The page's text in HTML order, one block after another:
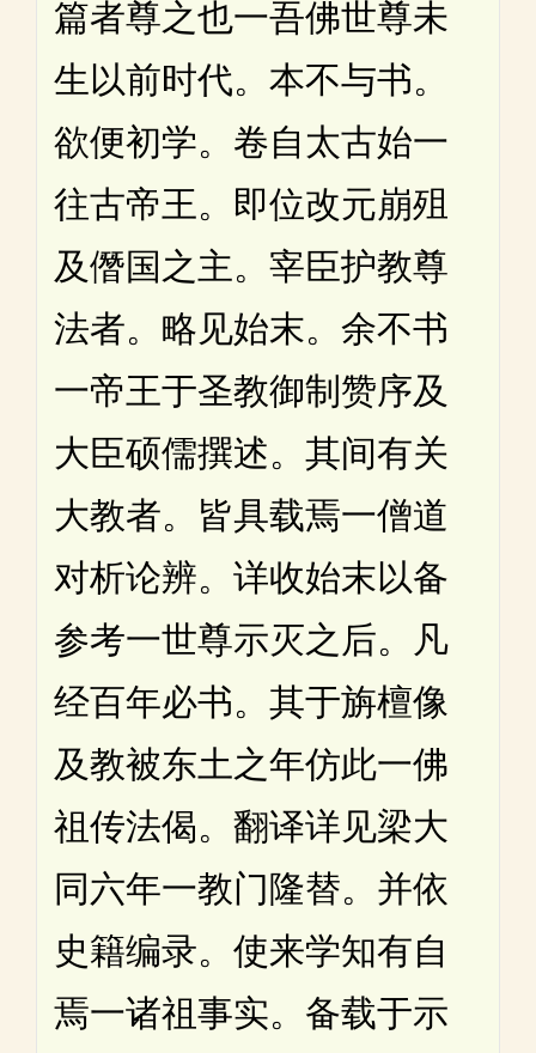
篇者尊之也一吾佛世尊未
生以前时代。本不与书。
欲便初学。卷自太古始一
往古帝王。即位改元崩殂
及僭国之主。宰臣护教尊
法者。略见始末。余不书
一帝王于圣教御制赞序及
大臣硕儒撰述。其间有关
大教者。皆具载焉一僧道
对析论辨。详收始末以备
参考一世尊示灭之后。凡
经百年必书。其于旃檀像
及教被东土之年仿此一佛
祖传法偈。翻译详见梁大
同六年一教门隆替。并依
史籍编录。使来学知有自
焉一诸祖事实。备载于示